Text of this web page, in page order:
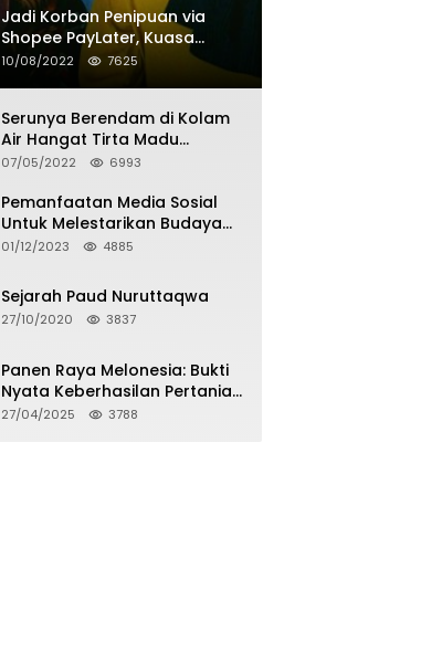
Jadi Korban Penipuan via
Shopee PayLater, Kuasa
Hukum Minta Penangguhan
10/08/2022 7625
Serunya Berendam di Kolam
Air Hangat Tirta Madu
Barokah
07/05/2022 6993
Pemanfaatan Media Sosial
Untuk Melestarikan Budaya
Lokal
01/12/2023 4885
Sejarah Paud Nuruttaqwa
27/10/2020 3837
Panen Raya Melonesia: Bukti
Nyata Keberhasilan Pertanian
Modern di Kabupaten Bekasi
27/04/2025 3788